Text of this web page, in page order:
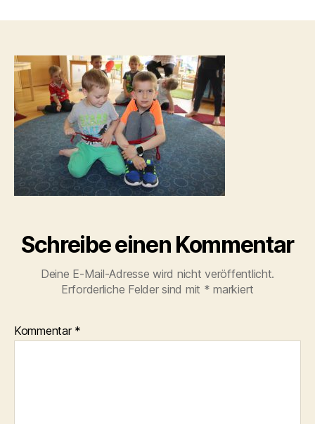
t
Schreibe einen Kommentar
Deine E-Mail-Adresse wird nicht veröffentlicht.
Erforderliche Felder sind mit * markiert
Kommentar *